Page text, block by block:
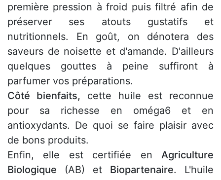
première pression à froid puis filtré afin de
préserver ses atouts gustatifs et
nutritionnels. En goût, on dénotera des
saveurs de noisette et d'amande. D'ailleurs
quelques gouttes à peine suffiront à
parfumer vos préparations.
Côté bienfaits, cette huile est reconnue
pour sa richesse en oméga6 et en
antioxydants. De quoi se faire plaisir avec
de bons produits.
Enfin, elle est certifiée en Agriculture
Biologique (AB) et Biopartenaire. L'huile